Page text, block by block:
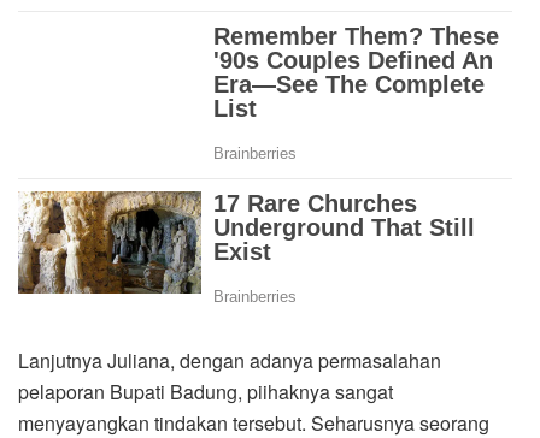
Lanjutnya Juliana, dengan adanya permasalahan
pelaporan Bupati Badung, piihaknya sangat
menyayangkan tindakan tersebut. Seharusnya seorang